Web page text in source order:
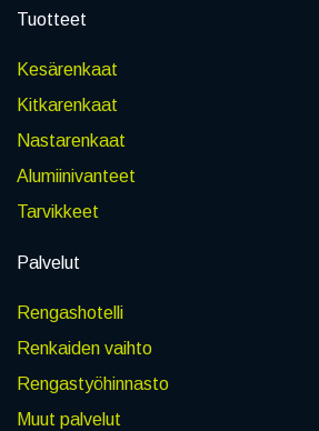
Tuotteet
Kesärenkaat
Kitkarenkaat
Nastarenkaat
Alumiinivanteet
Tarvikkeet
Palvelut
Rengashotelli
Renkaiden vaihto
Rengastyöhinnasto
Muut palvelut